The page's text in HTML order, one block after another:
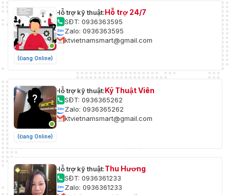
(Đang Online)
Hỗ trợ kỹ thuật:Hỗ trợ 24/7
SĐT: 0936363595
Zalo: 0936363595
ktvietnamsmart@gmail.com
(Đang Online)
Hỗ trợ kỹ thuật:Kỹ Thuật Viên
SĐT: 0936365262
Zalo: 0936365262
ktvietnamsmart@gmail.com
Hỗ trợ kỹ thuật:Thu Hương
SĐT: 0936361233
Zalo: 0936361233